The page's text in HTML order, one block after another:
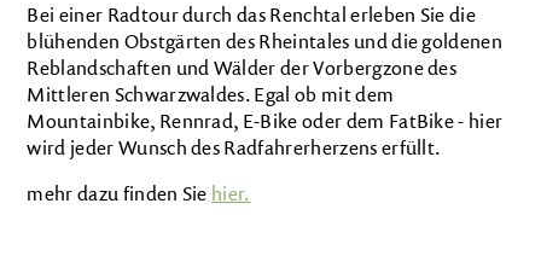
Bei einer Radtour durch das Renchtal erleben Sie die
blühenden Obstgärten des Rheintales und die goldenen
Reblandschaften und Wälder der Vorbergzone des
Mittleren Schwarzwaldes. Egal ob mit dem
Mountainbike, Rennrad, E-Bike oder dem FatBike - hier
wird jeder Wunsch des Radfahrerherzens erfüllt.
mehr dazu finden Sie hier.